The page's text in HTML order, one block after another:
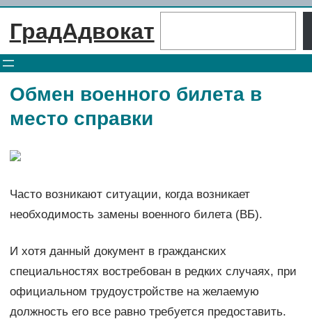
Перейти
ГрадАдвокат
Обмен военного билета в
место справки
Часто возникают ситуации, когда возникает
необходимость замены военного билета (ВБ).
И хотя данный документ в гражданских
специальностях востребован в редких случаях, при
официальном трудоустройстве на желаемую
должность его все равно требуется предоставить.